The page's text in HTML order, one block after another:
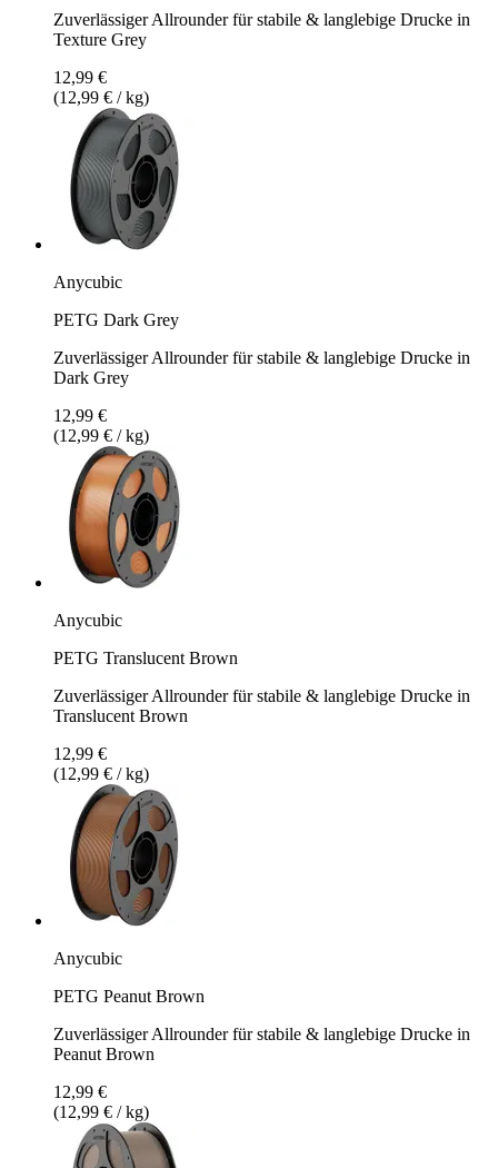
Zuverlässiger Allrounder für stabile & langlebige Drucke in
Texture Grey
12,99 €
(12,99 € / kg)
Anycubic
PETG Dark Grey
Zuverlässiger Allrounder für stabile & langlebige Drucke in
Dark Grey
12,99 €
(12,99 € / kg)
Anycubic
PETG Translucent Brown
Zuverlässiger Allrounder für stabile & langlebige Drucke in
Translucent Brown
12,99 €
(12,99 € / kg)
Anycubic
PETG Peanut Brown
Zuverlässiger Allrounder für stabile & langlebige Drucke in
Peanut Brown
12,99 €
(12,99 € / kg)